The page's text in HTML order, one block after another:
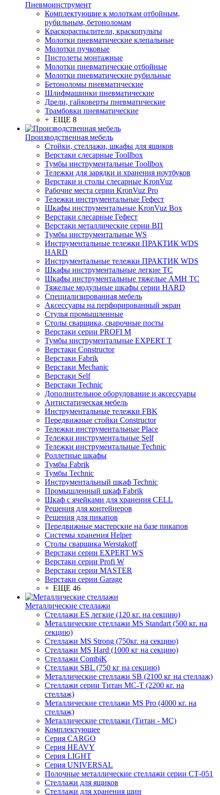
Пневмоинструмент
Комплектующие к молоткам отбойным,
рубильным, бетоноломам
Краскораспылители, краскопульты
Молотки пневматические клепальные
Молотки пучковые
Пистолеты монтажные
Молотки пневматические отбойные
Молотки пневматические рубильные
Бетоноломы пневматические
Шлифмашинки пневматические
Дрели, гайковерты пневматические
Трамбовки пневматические
+ ЕЩЕ 8
Производственная мебель
Стойки, стеллажи, шкафы для ящиков
Верстаки слесарные Toollbox
Тумбы инструментальные Toollbox
Тележки для зарядки и хранения ноутбуков
Верстаки и столы слесарные KronVuz
Рабочие места серии KronVuz Pro
Тележки инструментальные Гефест
Шкафы инструментальные KronVuz Box
Верстаки слесарные Гефест
Верстаки металлические серии ВП
Тумбы инструментальные WS
Инструментальные тележки ПРАКТИК WDS
HARD
Инструментальные тележки ПРАКТИК WDS
Шкафы инструментальные легкие ТС
Шкафы инструментальные тяжелые AMH TC
Тяжелые модульные шкафы серии HARD
Cпециализированная мебель
Аксессуары на перфорированный экран
Стулья промышленные
Столы сварщика, сварочные посты
Верстаки серии PROFI M
Тумбы инструментальные EXPERT T
Верстаки Constructor
Верстаки Fabrik
Верстаки Mechanic
Верстаки Self
Верстаки Technic
Дополнительное оборудование и аксессуары
Антистатическая мебель
Инструментальные тележки FBK
Передвижные стойки Constructor
Тележки инструментальные Place
Тележки инструментальные Self
Тележки инструментальные Technic
Роллетные шкафы
Тумбы Fabrik
Тумбы Technic
Инструментальный шкаф Technic
Промышленный шкаф Fabrik
Шкаф с ячейками для хранения CELL
Решения для контейнеров
Решения для пикапов
Передвижные мастерские на базе пикапов
Системы хранения Helper
Столы сварщика Werstakoff
Верстаки серии EXPERT WS
Верстаки серии Profi W
Верстаки серии MASTER
Верстаки серии Garage
+ ЕЩЕ 46
Металлические стеллажи
Стеллажи ES легкие (120 кг. на секцию)
Металлические стеллажи MS Standart (500 кг. на
секцию)
Стеллажи MS Strong (750кг. на секцию)
Стеллажи MS Hard (1000 кг на секцию)
Стеллажи CombiK
Стеллажи SBL (750 кг на секцию)
Металлические стеллажи SB (2100 кг на стеллаж)
Стеллажи серии Титан МС-Т (2200 кг. на
стеллаж)
Металлические стеллажи MS Pro (4000 кг. на
стеллаж)
Металлические стеллажи (Титан - МС)
Комплектующее
Серия CARGO
Серия HEAVY
Серия LIGHT
Серия UNIVERSAL
Полочные металлические стеллажи серии СТ-051
Стеллажи для ящиков
Стеллажи для хранения шин